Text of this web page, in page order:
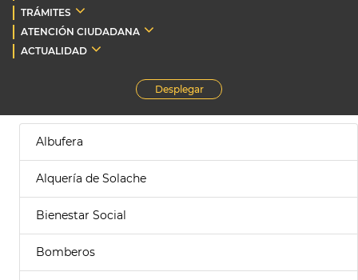
TRÁMITES
ATENCIÓN CIUDADANA
ACTUALIDAD
Desplegar
Albufera
Alquería de Solache
Bienestar Social
Bomberos